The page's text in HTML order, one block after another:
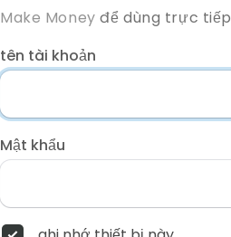
Make Money để dùng trực tiếp
tên tài khoản
Mật khẩu